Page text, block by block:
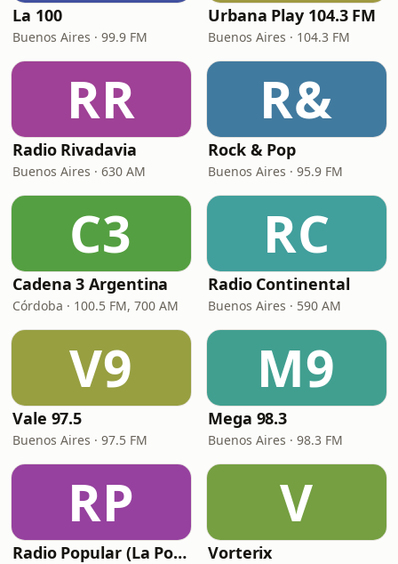
La 100
Buenos Aires · 99.9 FM
Urbana Play 104.3 FM
Buenos Aires · 104.3 FM
RR
Radio Rivadavia
Buenos Aires · 630 AM
R&
Rock & Pop
Buenos Aires · 95.9 FM
C3
Cadena 3 Argentina
Córdoba · 100.5 FM, 700 AM
RC
Radio Continental
Buenos Aires · 590 AM
V9
Vale 97.5
Buenos Aires · 97.5 FM
M9
Mega 98.3
Buenos Aires · 98.3 FM
RP
Radio Popular (La Popu)
V
Vorterix